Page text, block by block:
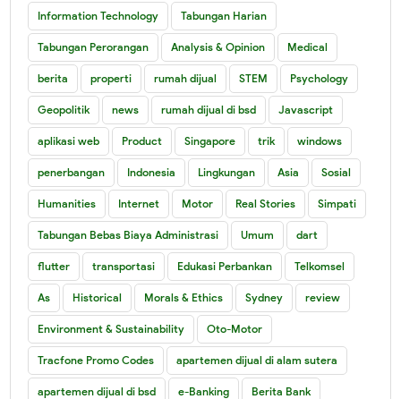
Information Technology Tabungan Harian
Tabungan Perorangan Analysis & Opinion Medical
berita properti rumah dijual STEM Psychology
Geopolitik news rumah dijual di bsd Javascript
aplikasi web Product Singapore trik windows
penerbangan Indonesia Lingkungan Asia Sosial
Humanities Internet Motor Real Stories Simpati
Tabungan Bebas Biaya Administrasi Umum dart
flutter transportasi Edukasi Perbankan Telkomsel
As Historical Morals & Ethics Sydney review
Environment & Sustainability Oto-Motor
Tracfone Promo Codes apartemen dijual di alam sutera
apartemen dijual di bsd e-Banking Berita Bank